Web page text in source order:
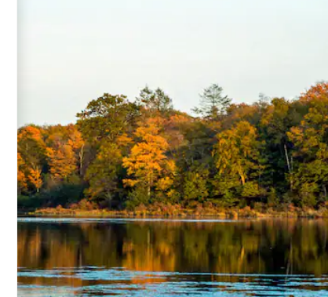
usando las teclas de las flechas hacia arriba y hacia abajo, o